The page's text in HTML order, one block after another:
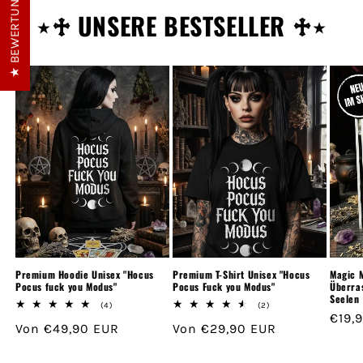
⋆♱ UNSERE BESTSELLER ♱⋆
Premium Hoodie Unisex "Hocus
Pocus fuck you Modus"
(4)
insgesamt
Normaler
Von €49,90 EUR
Premium T-Shirt Unisex "Hocus
Pocus Fuck you Modus"
(2)
insgesamt
Normaler
Von €29,90 EUR
Magic
Seelen
★ BEWERTUNGEN